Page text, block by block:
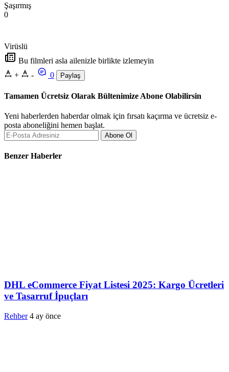
Şaşırmış
0
Virüslü
Bu filmleri asla ailenizle birlikte izlemeyin
+
- 0 Paylaş
Tamamen Ücretsiz Olarak Bültenimize Abone Olabilirsin
Yeni haberlerden haberdar olmak için fırsatı kaçırma ve ücretsiz e-
posta aboneliğini hemen başlat.
Abone Ol
Benzer Haberler
DHL eCommerce Fiyat Listesi 2025: Kargo Ücretleri
ve Tasarruf İpuçları
Rehber 4 ay önce